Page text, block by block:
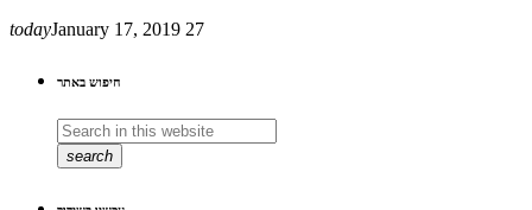
todayJanuary 17, 2019 27
חיפוש באתר
search